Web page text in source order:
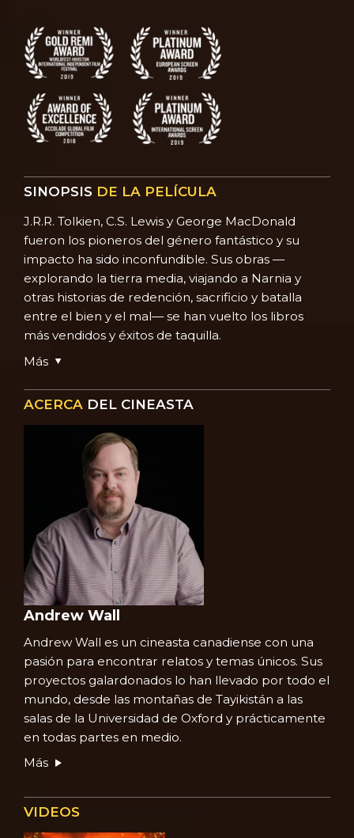
SINOPSIS DE LA PELÍCULA
J.R.R. Tolkien, C.S. Lewis y George MacDonald
fueron los pioneros del género fantástico y su
impacto ha sido inconfundible. Sus obras —
explorando la tierra media, viajando a Narnia y
otras historias de redención, sacrificio y batalla
entre el bien y el mal— se han vuelto los libros
más vendidos y éxitos de taquilla.
Más
ACERCA DEL CINEASTA
Andrew Wall
Andrew Wall es un cineasta canadiense con una
pasión para encontrar relatos y temas únicos. Sus
proyectos galardonados lo han llevado por todo el
mundo, desde las montañas de Tayikistán a las
salas de la Universidad de Oxford y prácticamente
en todas partes en medio.
Más
VIDEOS